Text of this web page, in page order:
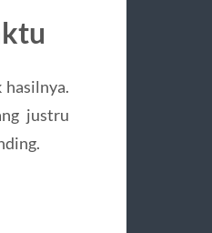
hasilnya.
justru